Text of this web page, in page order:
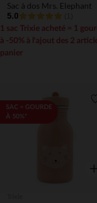
Sac à dos Mrs. Elephant
5.0
1 sac Trixie acheté = 1
à -50% à l'ajout des 2
panier
SAC = GOURDE
À 50%*